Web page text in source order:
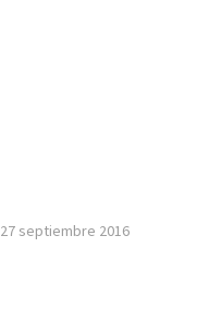
27 septiembre 2016